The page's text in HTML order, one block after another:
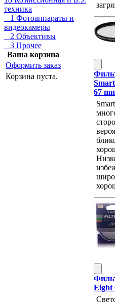
техника
1 Фотоаппараты и
видеокамеры
2 Объективы
3 Прочее
Ваша корзина
Оформить заказ
Корзина пуста.
67
Eight